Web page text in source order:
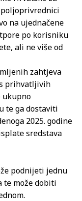
poljoprivrednici
na ujednačene
po korisniku
ali ne više od
zahtjeva
prihvatljivih
ukupno
te ga dostaviti
2025. godine
sredstava
podnijeti jednu
te može dobiti